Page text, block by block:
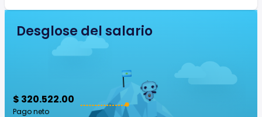
Desglose del salario
$ 320.522.00
Pago neto